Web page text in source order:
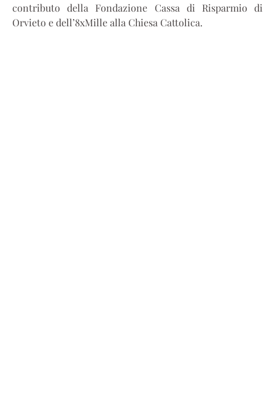
contributo della Fondazione Cassa di Risparmio di
Orvieto e dell’8xMille alla Chiesa Cattolica.